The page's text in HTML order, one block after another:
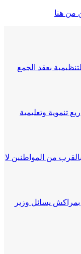
من هنا
بعقد الجمع
تنموية وتعليمية
من المواطنين لا
بمراكش يسائل وزير